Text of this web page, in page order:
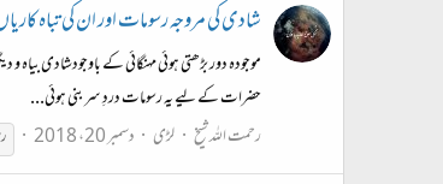
شادی کی مروجہ رسومات اور ان کی تباہ
موجودہ دور بڑھتی ہوئی مہنگائی کے باوجودشادی
حضرات کے لیے یہ رسومات دردِ سر بنی ہوئی...
رحمت اللہ شیخ لڑی دسمبر 20، 2018